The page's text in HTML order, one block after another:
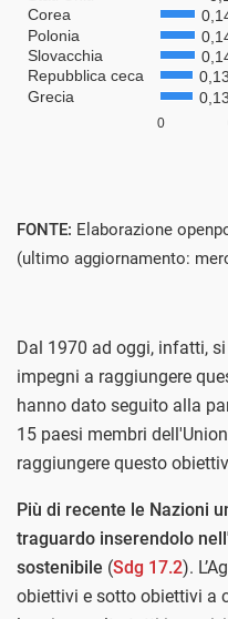
FONTE: Elaborazione
(ultimo aggiornamento:
Dal 1970 ad oggi, infatti,
impegni a raggiungere
hanno dato seguito alla
15 paesi membri
raggiungere questo
Più di recente le Nazioni
traguardo inserendolo
sostenibile (Sdg 17.2).
obiettivi e sotto obiettivi a